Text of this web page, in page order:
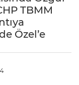
TBMM
Özel’e